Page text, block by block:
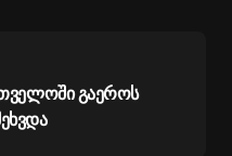
გაეროს